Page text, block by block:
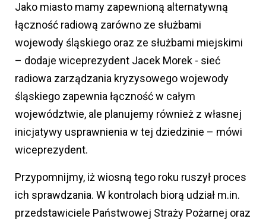
Jako miasto mamy zapewnioną alternatywną
łączność radiową zarówno ze służbami
wojewody śląskiego oraz ze służbami miejskimi
– dodaje wiceprezydent Jacek Morek - sieć
radiowa zarządzania kryzysowego wojewody
śląskiego zapewnia łączność w całym
województwie, ale planujemy również z własnej
inicjatywy usprawnienia w tej dziedzinie – mówi
wiceprezydent.
Przypomnijmy, iż wiosną tego roku ruszył proces
ich sprawdzania. W kontrolach biorą udział m.in.
przedstawiciele Państwowej Straży Pożarnej oraz